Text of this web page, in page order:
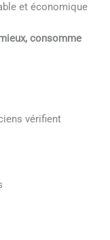
et économique
consomme
vérifient